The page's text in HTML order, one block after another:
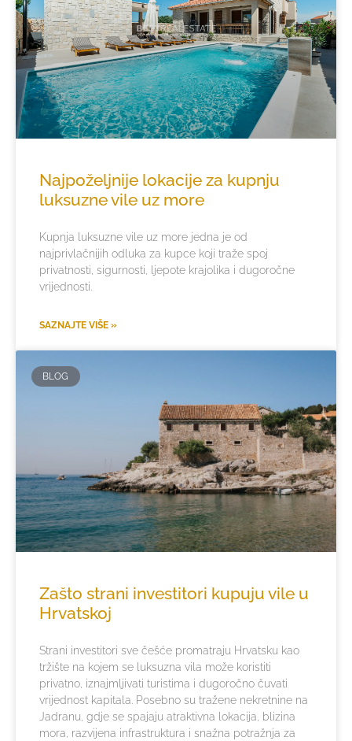
Najpoželjnije lokacije za kupnju
luksuzne vile uz more
Kupnja luksuzne vile uz more jedna je od
najprivlačnijih odluka za kupce koji traže spoj
privatnosti, sigurnosti, ljepote krajolika i dugoročne
vrijednosti.
SAZNAJTE VIŠE »
BLOG
Zašto strani investitori kupuju vile u
Hrvatskoj
Strani investitori sve češće promatraju Hrvatsku kao
tržište na kojem se luksuzna vila može koristiti
privatno, iznajmljivati turistima i dugoročno čuvati
vrijednost kapitala. Posebno su tražene nekretnine na
Jadranu, gdje se spajaju atraktivna lokacija, blizina
mora, razvijena infrastruktura i snažna potražnja za